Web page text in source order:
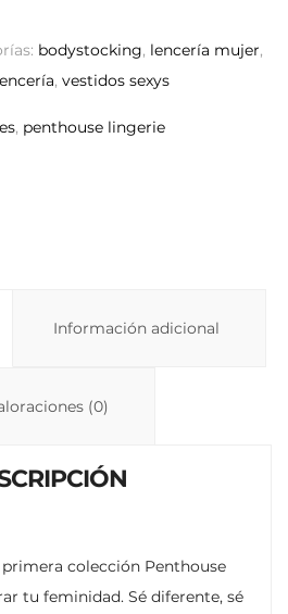
bodystocking, lencería mujer,
, vestidos sexys
, penthouse lingerie
Información adicional
(0)
colección Penthouse
tu feminidad. Sé diferente, sé